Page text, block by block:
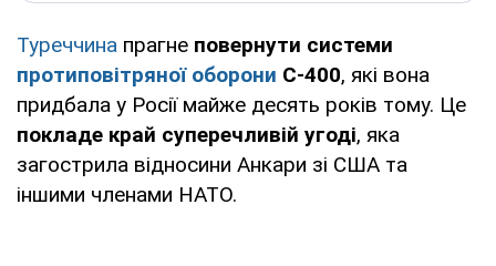
Туреччина прагне повернути системи
протиповітряної оборони С-400, які вона
придбала у Росії майже десять років тому. Це
покладе край суперечливій угоді, яка
загострила відносини Анкари зі США та
іншими членами НАТО.